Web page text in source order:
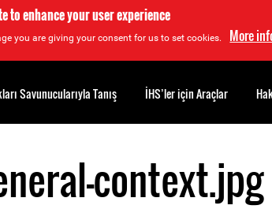
to enhance your user experience
you are giving your consent for us to set cookies. More
context.jpg
Savunucularıyla Tanış İHS’ler için Araçlar